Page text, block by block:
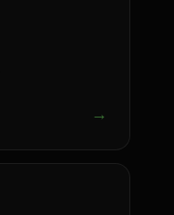
→